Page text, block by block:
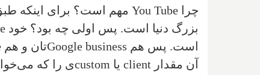
‌چرا You Tube مهم است؟ برای‌ اینکه
بزرگ دنیا است. پس اولی چه بود؟ خود
است. پس هم Google businessتان و هم
آن مقدار client یا customی را که